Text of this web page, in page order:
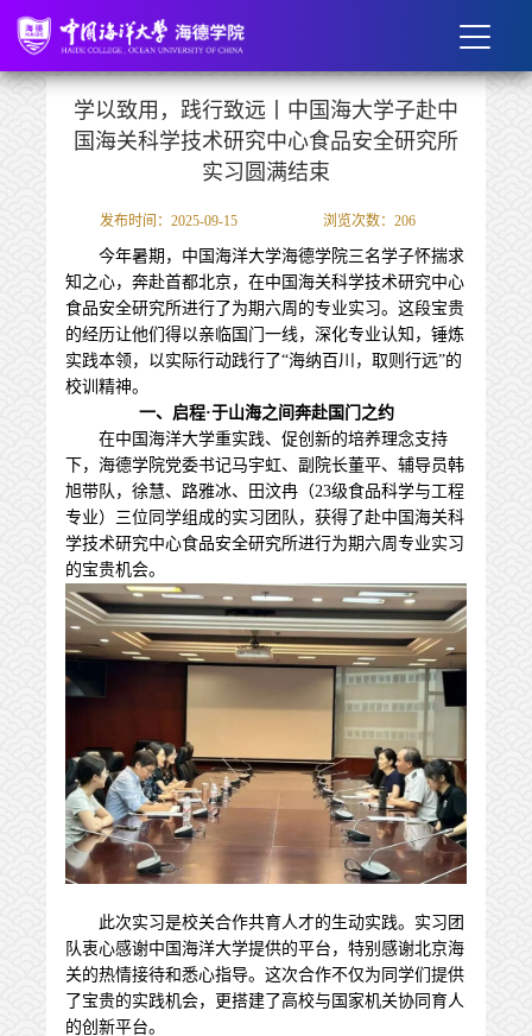
学以致用，践行致远丨中国海大学子赴中
国海关科学技术研究中心食品安全研究所
实习圆满结束
发布时间：2025-09-15 浏览次数： 206
今年暑期，中国海洋大学海德学院三名学子怀揣求
知之心，奔赴首都北京，在中国海关科学技术研究中心
食品安全研究所进行了为期六周的专业实习。这段宝贵
的经历让他们得以亲临国门一线，深化专业认知，锤炼
实践本领，以实际行动践行了“海纳百川，取则行远”的
校训精神。
一、启程·于山海之间奔赴国门之约
在中国海洋大学重实践、促创新的培养理念支持
下，海德学院党委书记马宇虹、副院长董平、辅导员韩
旭带队，徐慧、路雅冰、田汶冉（23级食品科学与工程
专业）三位同学组成的实习团队，获得了赴中国海关科
学技术研究中心食品安全研究所进行为期六周专业实习
的宝贵机会。
此次实习是校关合作共育人才的生动实践。实习团
队衷心感谢中国海洋大学提供的平台，特别感谢北京海
关的热情接待和悉心指导。这次合作不仅为同学们提供
了宝贵的实践机会，更搭建了高校与国家机关协同育人
的创新平台。